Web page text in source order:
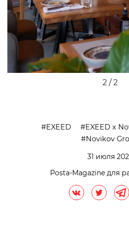
2 / 2
EXEED
EXEED x
Novikov
31 июля
Posta-Magazine для